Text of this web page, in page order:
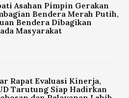
Asahan Pimpin Gerakan
Bendera Merah Putih,
Bendera Dibagikan
Masyarakat
Rapat Evaluasi Kinerja,
Tarutung Siap Hadirkan